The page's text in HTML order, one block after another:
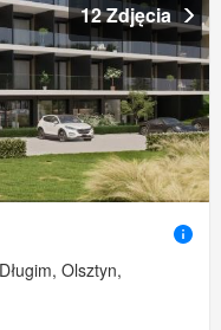
12 Zdjęcia
Olsztyn,